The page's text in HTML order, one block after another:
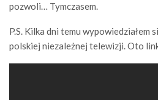
pozwoli… Tymczasem.
P.S. Kilka dni temu wypowiedziałem
polskiej niezależnej telewizji. Oto